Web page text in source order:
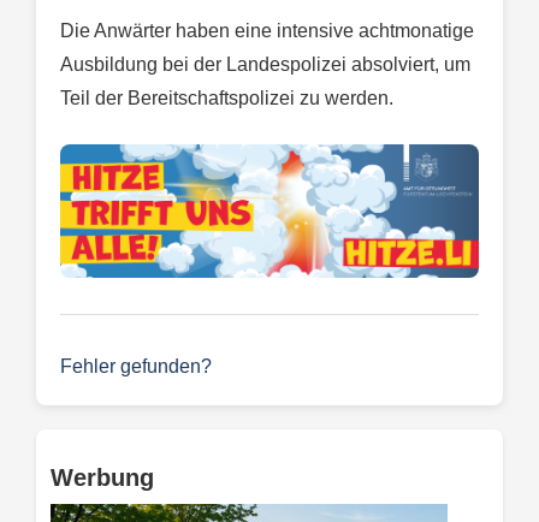
Die Anwärter haben eine intensive achtmonatige
Ausbildung bei der Landespolizei absolviert, um
Teil der Bereitschaftspolizei zu werden.
Fehler gefunden?
Werbung